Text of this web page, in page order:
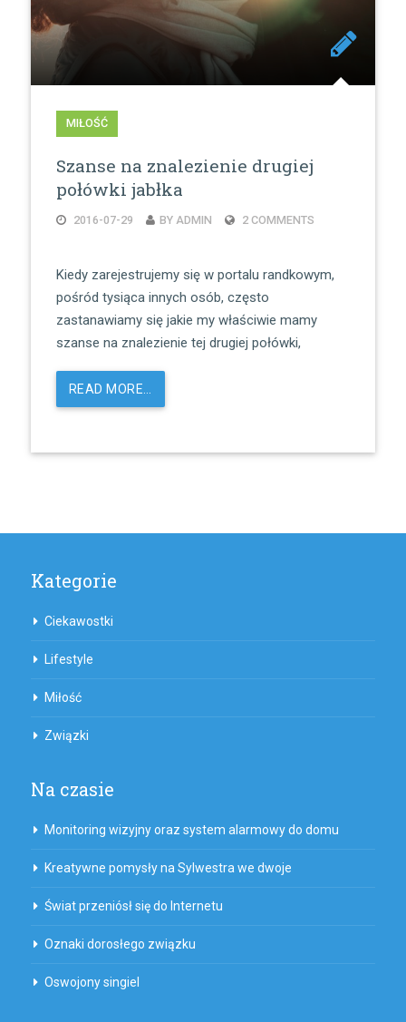
MIŁOŚĆ
Szanse na znalezienie drugiej
połówki jabłka
2016-07-29 BY ADMIN 2 COMMENTS
Kiedy zarejestrujemy się w portalu randkowym,
pośród tysiąca innych osób, często
zastanawiamy się jakie my właściwie mamy
szanse na znalezienie tej drugiej połówki,
READ MORE…
Kategorie
Ciekawostki
Lifestyle
Miłość
Związki
Na czasie
Monitoring wizyjny oraz system alarmowy do domu
Kreatywne pomysły na Sylwestra we dwoje
Świat przeniósł się do Internetu
Oznaki dorosłego związku
Oswojony singiel